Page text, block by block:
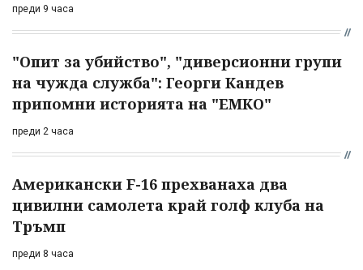
преди 9 часа
"Опит за убийство", "диверсионни групи
на чужда служба": Георги Кандев
припомни историята на "ЕМКО"
преди 2 часа
Американски F-16 прехванаха два
цивилни самолета край голф клуба на
Тръмп
преди 8 часа